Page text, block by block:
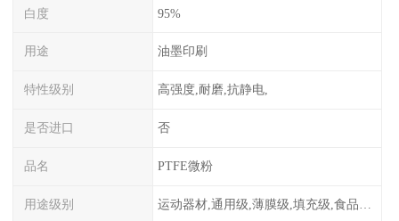
白度 95%
用途 油墨印刷
特性级别 高强度,耐磨,抗静电,
是否进口 否
品名 PTFE微粉
用途级别